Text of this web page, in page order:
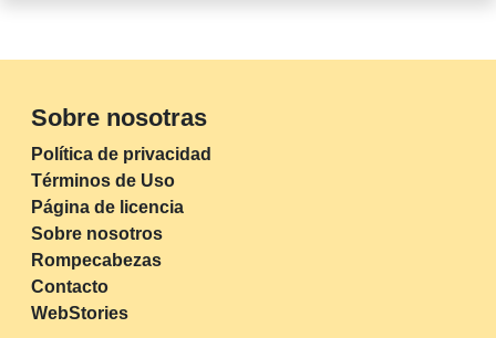
Sobre nosotras
Política de privacidad
Términos de Uso
Página de licencia
Sobre nosotros
Rompecabezas
Contacto
WebStories